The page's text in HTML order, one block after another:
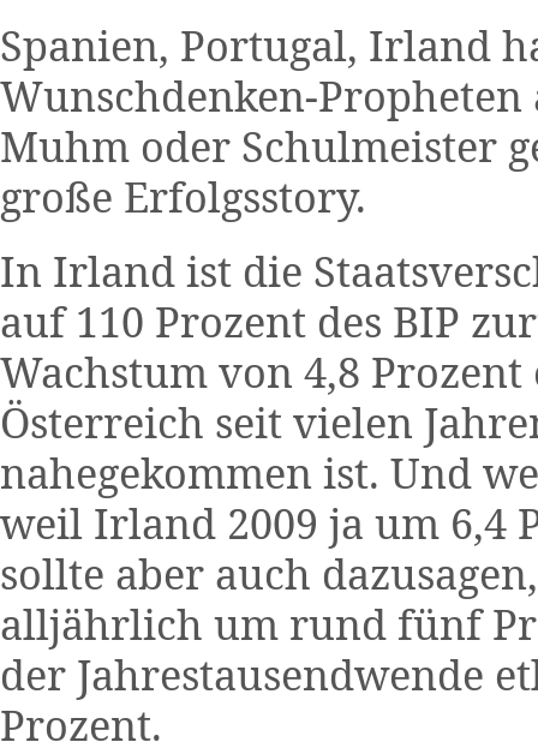
Spanien, Portugal, Irland
Wunschdenken-
Muhm oder Schulmeister
große Erfolgsstory.
In Irland ist die
auf 110 Prozent des BIP
Wachstum von 4,8
Österreich seit vielen
nahegekommen ist. Und
weil Irland 2009 ja um 6,4
sollte aber auch
alljährlich um rund fünf
der Jahrestausendwende
Prozent.